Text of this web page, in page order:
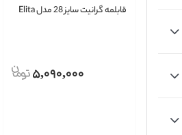
قابلمه گرانیت سایز 28 مدل Elita
5,090,000